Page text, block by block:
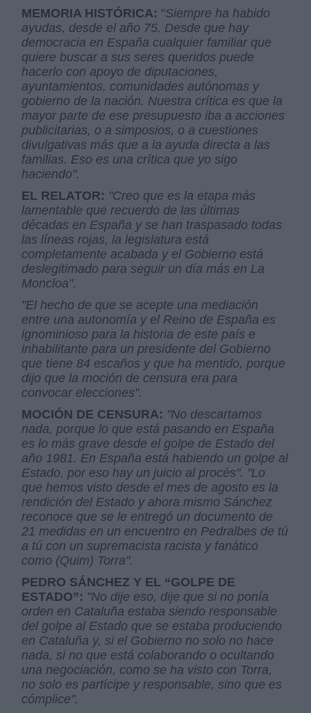
MEMORIA HISTÓRICA: "Siempre ha habido
ayudas, desde el año 75. Desde que hay
democracia en España cualquier familiar que
quiere buscar a sus seres queridos puede
hacerlo con apoyo de diputaciones,
ayuntamientos, comunidades autónomas y
gobierno de la nación. Nuestra crítica es que la
mayor parte de ese presupuesto iba a acciones
publicitarias, o a simposios, o a cuestiones
divulgativas más que a la ayuda directa a las
familias. Eso es una crítica que yo sigo
haciendo".
EL RELATOR: "Creo que es la etapa más
lamentable que recuerdo de las últimas
décadas en España y se han traspasado todas
las líneas rojas, la legislatura está
completamente acabada y el Gobierno está
deslegitimado para seguir un día más en La
Moncloa".
"El hecho de que se acepte una mediación
entre una autonomía y el Reino de España es
ignominioso para la historia de este país e
inhabilitante para un presidente del Gobierno
que tiene 84 escaños y que ha mentido, porque
dijo que la moción de censura era para
convocar elecciones".
MOCIÓN DE CENSURA: "No descartamos
nada, porque lo que está pasando en España
es lo más grave desde el golpe de Estado del
año 1981. En España está habiendo un golpe al
Estado, por eso hay un juicio al procés". "Lo
que hemos visto desde el mes de agosto es la
rendición del Estado y ahora mismo Sánchez
reconoce que se le entregó un documento de
21 medidas en un encuentro en Pedralbes de tú
a tú con un supremacista racista y fanático
como (Quim) Torra".
PEDRO SÁNCHEZ Y EL “GOLPE DE
ESTADO”: "No dije eso, dije que si no ponía
orden en Cataluña estaba siendo responsable
del golpe al Estado que se estaba produciendo
en Cataluña y, si el Gobierno no solo no hace
nada, si no que está colaborando o ocultando
una negociación, como se ha visto con Torra,
no solo es partícipe y responsable, sino que es
cómplice".